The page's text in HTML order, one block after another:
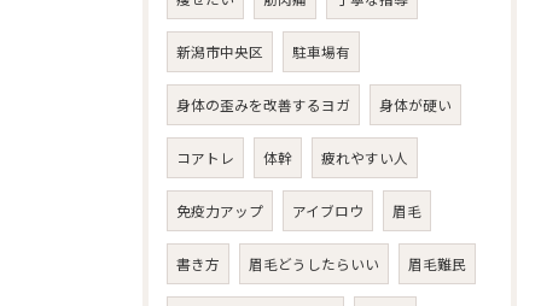
新潟市中央区 駐車場有
身体の歪みを改善するヨガ 身体が硬い
コアトレ 体幹 疲れやすい人
免疫力アップ アイブロウ 眉毛
書き方 眉毛どうしたらいい 眉毛難民